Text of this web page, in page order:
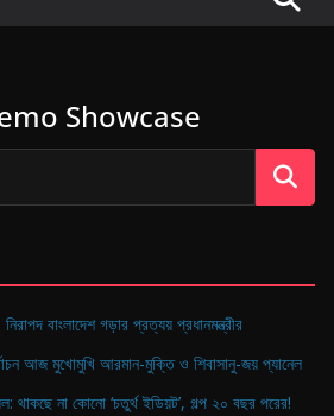
Showcase
বাংলাদেশ গড়ার প্রত্যয় প্রধানমন্ত্রীর
আজ মুখোমুখি আরমান-মুক্তি ও শিবাসানু-জয় প্যানেল
থাকছে না কোনো ‘চতুর্থ ইডিয়ট’, গল্প ২০ বছর পরের!